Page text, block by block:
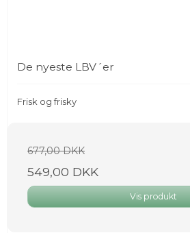
De nyeste LBV´er
Frisk og frisky
677,00 DKK
549,00 DKK
Vis produkt